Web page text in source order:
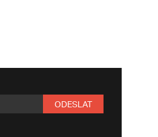
ODESLAT